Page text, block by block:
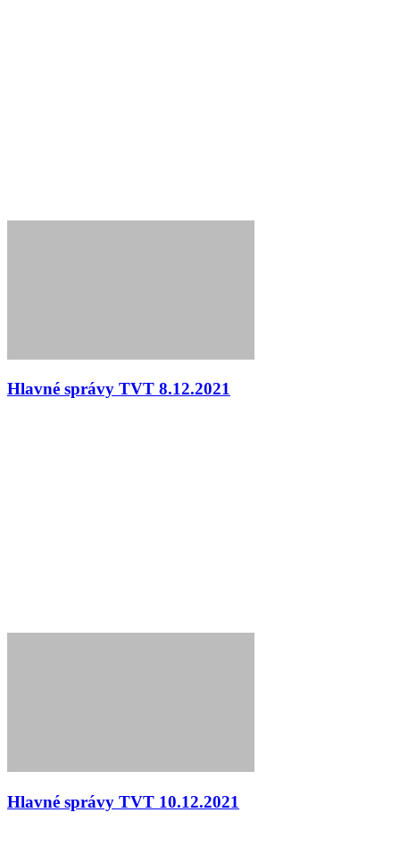
Hlavné správy TVT 8.12.2021
Hlavné správy TVT 10.12.2021